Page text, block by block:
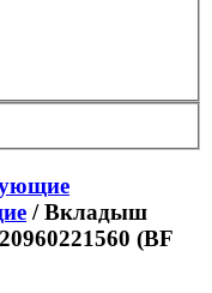
/ Вкладыш
(BF